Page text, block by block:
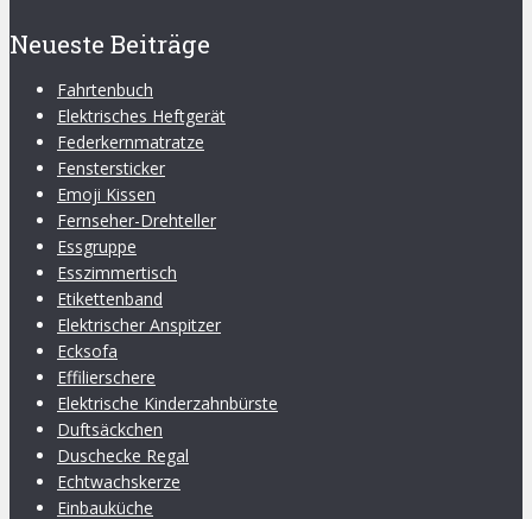
Neueste Beiträge
Fahrtenbuch
Elektrisches Heftgerät
Federkernmatratze
Fenstersticker
Emoji Kissen
Fernseher-Drehteller
Essgruppe
Esszimmertisch
Etikettenband
Elektrischer Anspitzer
Ecksofa
Effilierschere
Elektrische Kinderzahnbürste
Duftsäckchen
Duschecke Regal
Echtwachskerze
Einbauküche